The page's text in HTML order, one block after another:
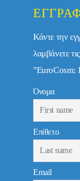
Κάντε την
λαμβάνετε
"EuroCosm:
Όνομα
Επίθετο
Email